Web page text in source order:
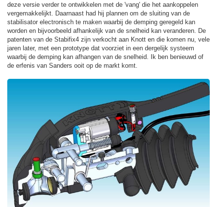
deze versie verder te ontwikkelen met de 'vang' die het aankoppelen
vergemakkelijkt. Daarnaast had hij plannen om de sluiting van de
stabilisator electronisch te maken waarbij de demping geregeld kan
worden en bijvoorbeeld afhankelijk van de snelheid kan veranderen. De
patenten van de Stabifix4 zijn verkocht aan Knott en die komen nu, vele
jaren later, met een prototype dat voorziet in een dergelijk systeem
waarbij de demping kan afhangen van de snelheid. Ik ben benieuwd of
de erfenis van Sanders ooit op de markt komt.